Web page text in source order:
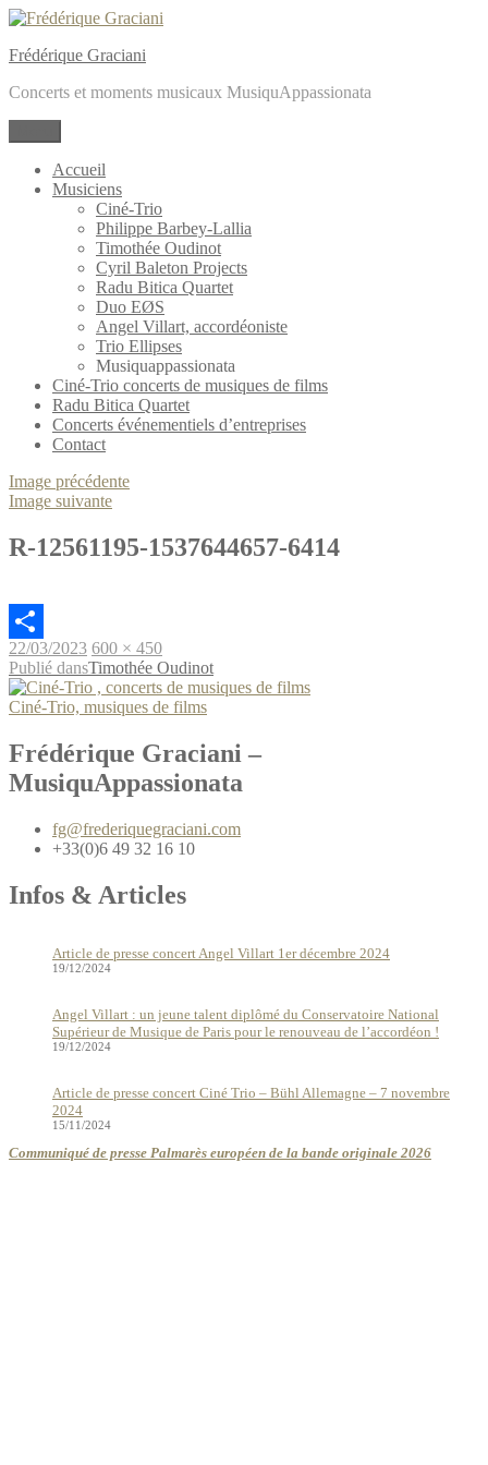
Aller
contenu
Frédérique Graciani
Concerts et moments musicaux MusiquAppassionata
Accueil
Musiciens
Ciné-Trio
Philippe Barbey-Lallia
Timothée Oudinot
Cyril Baleton Projects
Radu Bitica Quartet
Duo EØS
Angel Villart, accordéoniste
Trio Ellipses
Musiquappassionata
Ciné-Trio concerts de musiques de films
Radu Bitica Quartet
Concerts événementiels d’entreprises
Contact
Image précédente
Image suivante
R-12561195-1537644657-6414
Partager
Publié
le
22/03/2023 Taille
réelle
600 × 450
Navigation
de
Publié dansTimothée Oudinot
Ciné-Trio, musiques de films
Frédérique Graciani –
MusiquAppassionata
fg@frederiquegraciani.com
+33(0)6 49 32 16 10
Infos & Articles
Article de presse concert Angel Villart 1er décembre 2024
19/12/2024
Angel Villart : un jeune talent diplômé du Conservatoire National
Supérieur de Musique de Paris pour le renouveau de l’accordéon !
19/12/2024
Article de presse concert Ciné Trio – Bühl Allemagne – 7 novembre
2024
15/11/2024
Communiqué de presse Palmarès européen de la bande originale 2026